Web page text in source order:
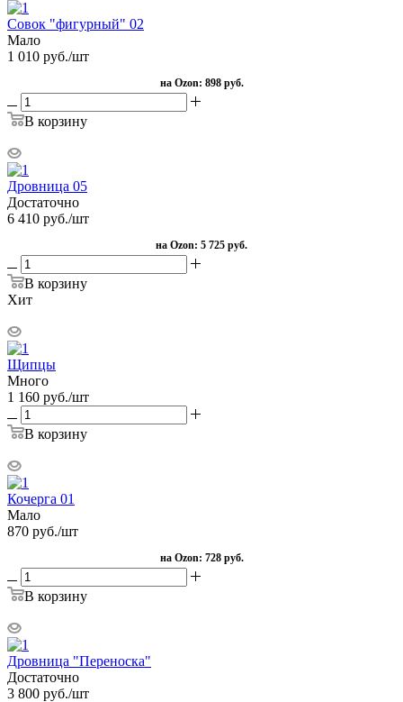
Совок "фигурный" 02
Мало
1 010 руб./шт
на Ozon: 898 руб.
В корзину
Дровница 05
Достаточно
6 410 руб./шт
на Ozon: 5 725 руб.
В корзину
Хит
Щипцы
Много
1 160 руб./шт
В корзину
Кочерга 01
Мало
870 руб./шт
на Ozon: 728 руб.
В корзину
Дровница "Переноска"
Достаточно
3 800 руб./шт